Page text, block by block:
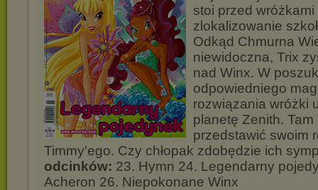
stoi przed
zlokalizowanie
Odkąd Chmurna
niewidoczna, Trix
nad Winx. W
odpowiedniego
rozwiązania wróżki
planetę Zenith.
przedstawić swoim
Timmy'ego. Czy chłopak zdobędzie ich
odcinków: 23. Hymn 24. Legendarny
Acheron 26. Niepokonane Winx